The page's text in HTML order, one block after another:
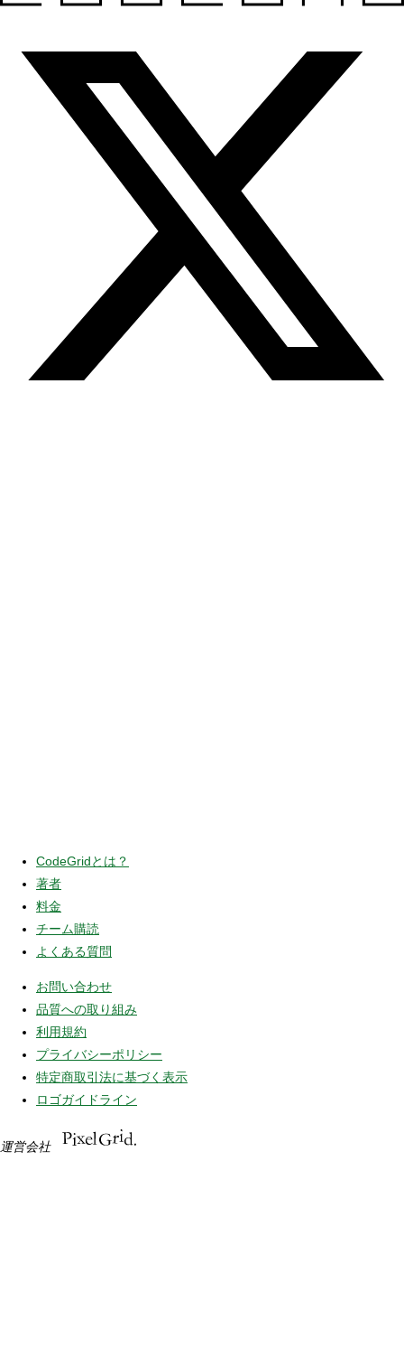
CodeGridとは？
著者
料金
チーム購読
よくある質問
お問い合わせ
品質への取り組み
利用規約
プライバシーポリシー
特定商取引法に基づく表示
ロゴガイドライン
運営会社